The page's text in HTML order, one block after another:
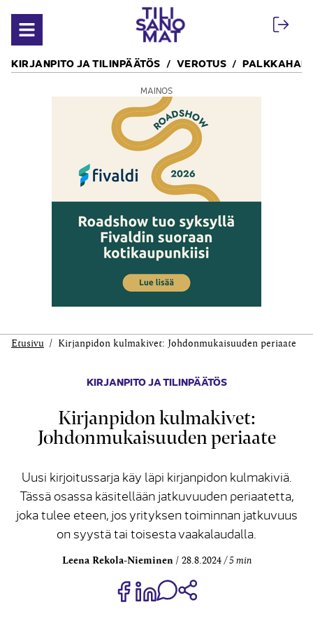
Avaa valikko
KIRJANPITO JA TILINPÄÄTÖS VEROTUS
MAINOS
Etusivu Kirjanpidon kulmakivet: Johdonmukaisuuden periaate
KIRJANPITO JA TILINPÄÄTÖS
Kirjanpidon kulmakivet:
Johdonmukaisuuden periaate
Uusi kirjoitussarja käy läpi kirjanpidon kulmakiviä.
Tässä osassa käsitellään jatkuvuuden periaatetta,
joka tulee eteen, jos yrityksen toiminnan jatkuvuus
on syystä tai toisesta vaakalaudalla.
Leena Rekola-Nieminen 28.8.2024 5 min
Jaa Share on Facebook
Jaa Share on LinkedIn
Jaa WhatsApp-viestinä